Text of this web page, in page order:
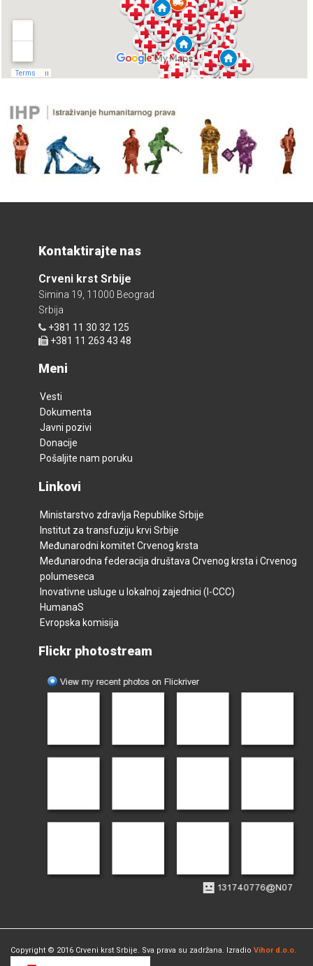
Kontaktirajte nas
Crveni krst Srbije
Simina 19, 11000 Beograd
Srbija
+381 11 30 32 125
+381 11 263 43 48
Meni
Vesti
Dokumenta
Javni pozivi
Donacije
Pošaljite nam poruku
Linkovi
Ministarstvo zdravlja Republike Srbije
Institut za transfuziju krvi Srbije
Međunarodni komitet Crvenog krsta
Međunarodna federacija društava Crvenog krsta i Crvenog
polumeseca
Inovativne usluge u lokalnoj zajednici (I-CCC)
HumanaS
Evropska komisija
Flickr photostream
Copyright © 2016 Crveni krst Srbije. Sva prava su zadržana. Izradio Vihor d.o.o.